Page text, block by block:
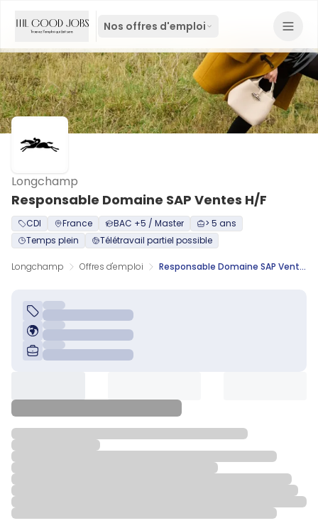
Nos offres d'emploi
Responsable Domaine SAP Ventes H/F
Longchamp
CDI France BAC +5 / Master
> 5 ans
Temps plein
Télétravail partiel possible
Longchamp Offres d'emploi Responsable Domaine SAP Ventes H/F